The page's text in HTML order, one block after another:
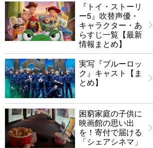
『トイ・ストーリ
ー5』吹替声優・
キャラクター・あ
らすじ一覧【最新
情報まとめ】
実写『ブルーロッ
ク』キャスト【ま
とめ】
困窮家庭の子供に
映画館の思い出
を！寄付で届ける
「シェアシネマ」